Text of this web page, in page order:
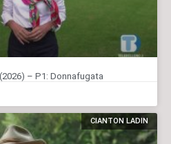
– P1: Donnafugata
CIANTON LADIN